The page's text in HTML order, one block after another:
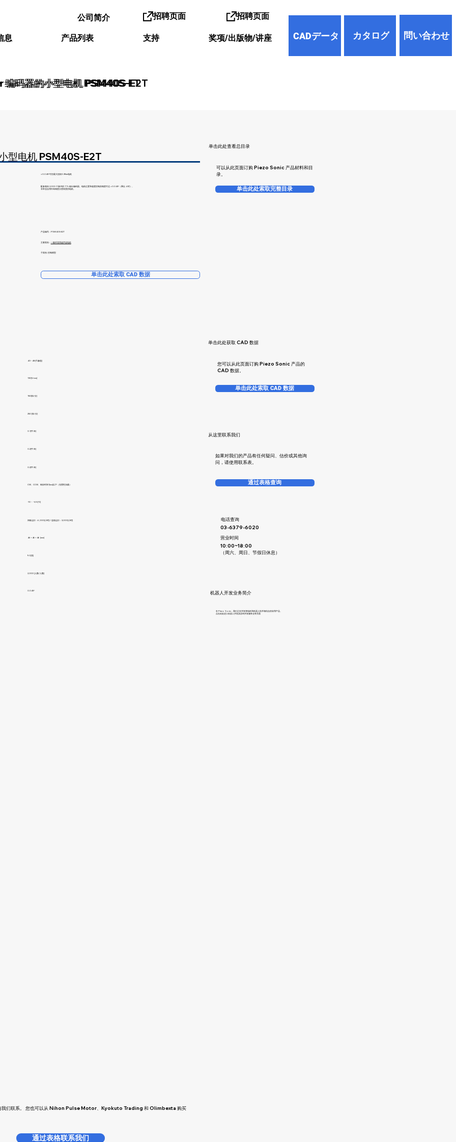
息 产品列表 支持 奖项/出版物/讲座
招聘页面
招聘页面
公司简介
CADデータ カタログ 問い合わせ
编码器的小型电机 PSM40S-E2T
编码器的小型电机 PSM40S-ET
型电机 PSM40S-E2T
单击此处索取完整目录
±0.045°可控最大扭矩0.3Nm电机
配备每转 2,000 个脉冲的 TTL 输出编码器。电机位置和速度控制的精度可达 ±0.045°（乘以 4 时）。
非常适合用作高精度分度装置的电机。
单击此处查看总目录
产品编号：PSM40S-E2T
可以从此页面订购 Piezo Sonic 产品材料和目
录。
主要类别： 一般环境用超声波电机
子类别: 控制模型
单击此处索取 CAD 数据
单击此处获取 CAD 数据
您可以从此页面订购 Piezo Sonic 产品的
CAD 数据。
单击此处索取 CAD 数据
​电话查询
从这里联系我们
40~48[千赫兹]
130[Vrms]
如果对我们的产品有任何疑问、估价或其他询
问，请使用联系表。
150[转/分]
250 [转/分]
0.1[牛·米]
0.2[牛·米]
通过表格查询
0.2[牛·米]
CW、CCW、响应时间1[ms]以下（无惯性负载）
-10 ~ +65 [℃]
03-6379-6020
​营业时间
间歇运行：6,000[小时] / 连续运行：3,000[小时]
46×46×46 [mm]
10:00~18:00
（周六、周日、节假日休息）
90[克]
2,000 [人数/人数]
0.045°
在 Piezo Sonic，我们正在开发将电机和机器人技术相结合的应用产品。
点击此处进入机器人开发及咨询开发服务业务页面
机器人开发业务简介
与我们联系。 您也可以从 Nihon Pulse Motor、Kyokuto Trading 和 Olimbexta 购买
通过表格联系我们